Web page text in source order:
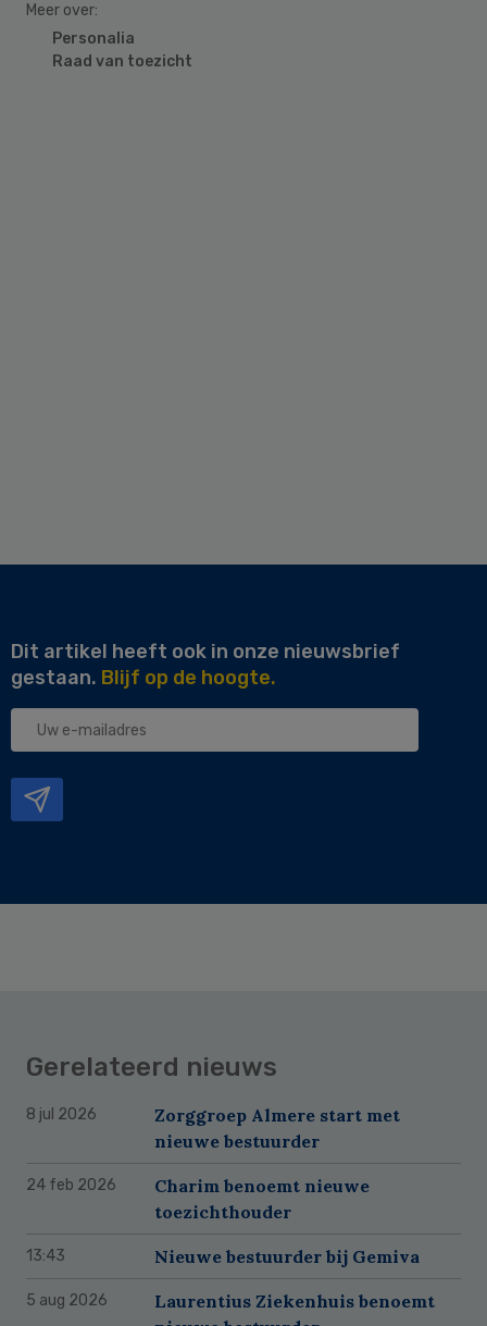
Meer over:
Personalia
Raad van toezicht
Dit artikel heeft ook in onze nieuwsbrief
gestaan. Blijf op de hoogte.
Uw
Gerelateerd nieuws
8 jul 2026
Zorggroep Almere start met
nieuwe bestuurder
24 feb 2026
Charim benoemt nieuwe
toezichthouder
13:43 Nieuwe bestuurder bij Gemiva
5 aug 2026
Laurentius Ziekenhuis benoemt